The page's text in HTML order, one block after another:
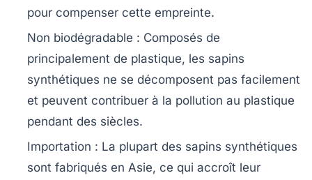
pour compenser cette empreinte.
Non biodégradable : Composés de
principalement de plastique, les sapins
synthétiques ne se décomposent pas facilement
et peuvent contribuer à la pollution au plastique
pendant des siècles.
Importation : La plupart des sapins synthétiques
sont fabriqués en Asie, ce qui accroît leur